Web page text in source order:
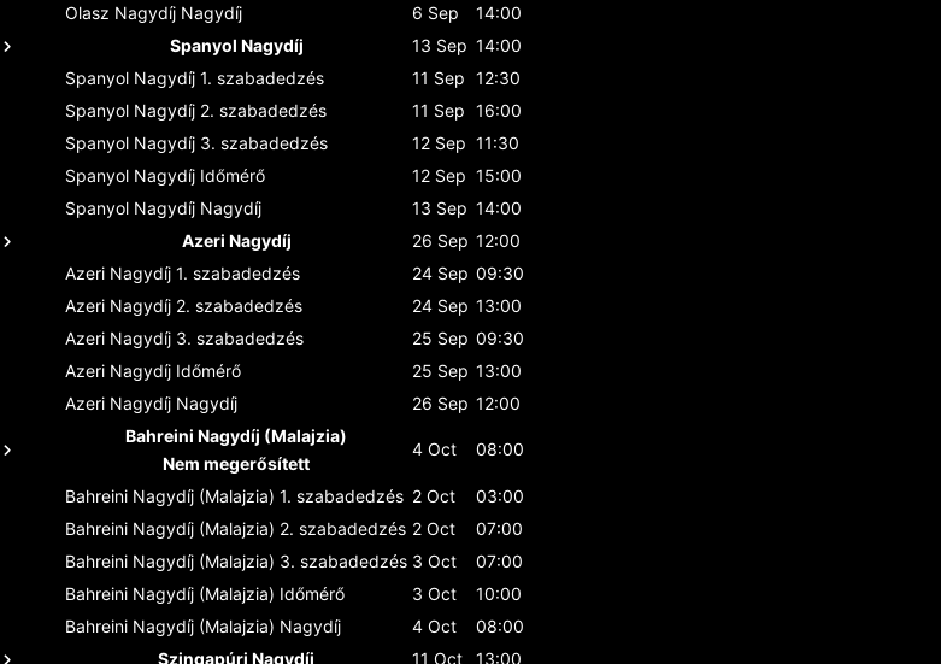
Olasz Nagydíj Nagydíj 6 Sep
14:00
Spanyol Nagydíj
13 Sep 14:00
Spanyol Nagydíj 1. szabadedzés 11 Sep 12:30
Spanyol Nagydíj 2. szabadedzés 11 Sep 16:00
Spanyol Nagydíj 3. szabadedzés 12 Sep 11:30
Spanyol Nagydíj Időmérő 12 Sep 15:00
Spanyol Nagydíj Nagydíj 13 Sep 14:00
Azeri Nagydíj
26 Sep 12:00
Azeri Nagydíj 1. szabadedzés 24 Sep 09:30
Azeri Nagydíj 2. szabadedzés 24 Sep 13:00
Azeri Nagydíj 3. szabadedzés 25 Sep 09:30
Azeri Nagydíj Időmérő 25 Sep 13:00
Azeri Nagydíj Nagydíj 26 Sep 12:00
Bahreini Nagydíj (Malajzia)
Nem megerősített
4 Oct 08:00
Bahreini Nagydíj (Malajzia) 1. szabadedzés 2 Oct
03:00
Bahreini Nagydíj (Malajzia) 2. szabadedzés 2 Oct
07:00
Bahreini Nagydíj (Malajzia) 3. szabadedzés 3 Oct
07:00
Bahreini Nagydíj (Malajzia) Időmérő 3 Oct
10:00
Bahreini Nagydíj (Malajzia) Nagydíj 4 Oct
08:00
Szingapúri Nagydíj
11 Oct
13:00